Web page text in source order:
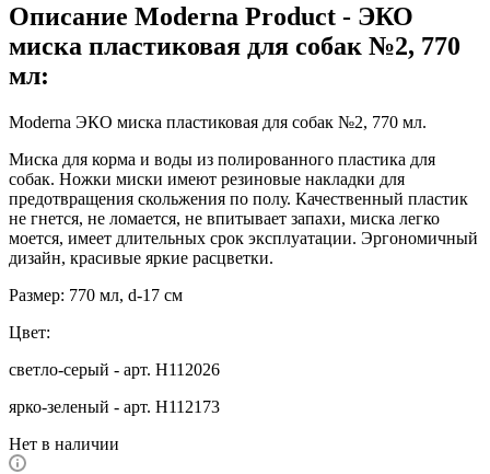
Описание Moderna Product - ЭКО
миска пластиковая для собак №2, 770
мл:
Moderna ЭКО миска пластиковая для собак №2, 770 мл.
Миска для корма и воды из полированного пластика для
собак. Ножки миски имеют резиновые накладки для
предотвращения скольжения по полу. Качественный пластик
не гнется, не ломается, не впитывает запахи, миска легко
моется, имеет длительных срок эксплуатации. Эргономичный
дизайн, красивые яркие расцветки.
Размер: 770 мл, d-17 см
Цвет:
светло-серый - арт. Н112026
ярко-зеленый - арт. Н112173
Нет в наличии